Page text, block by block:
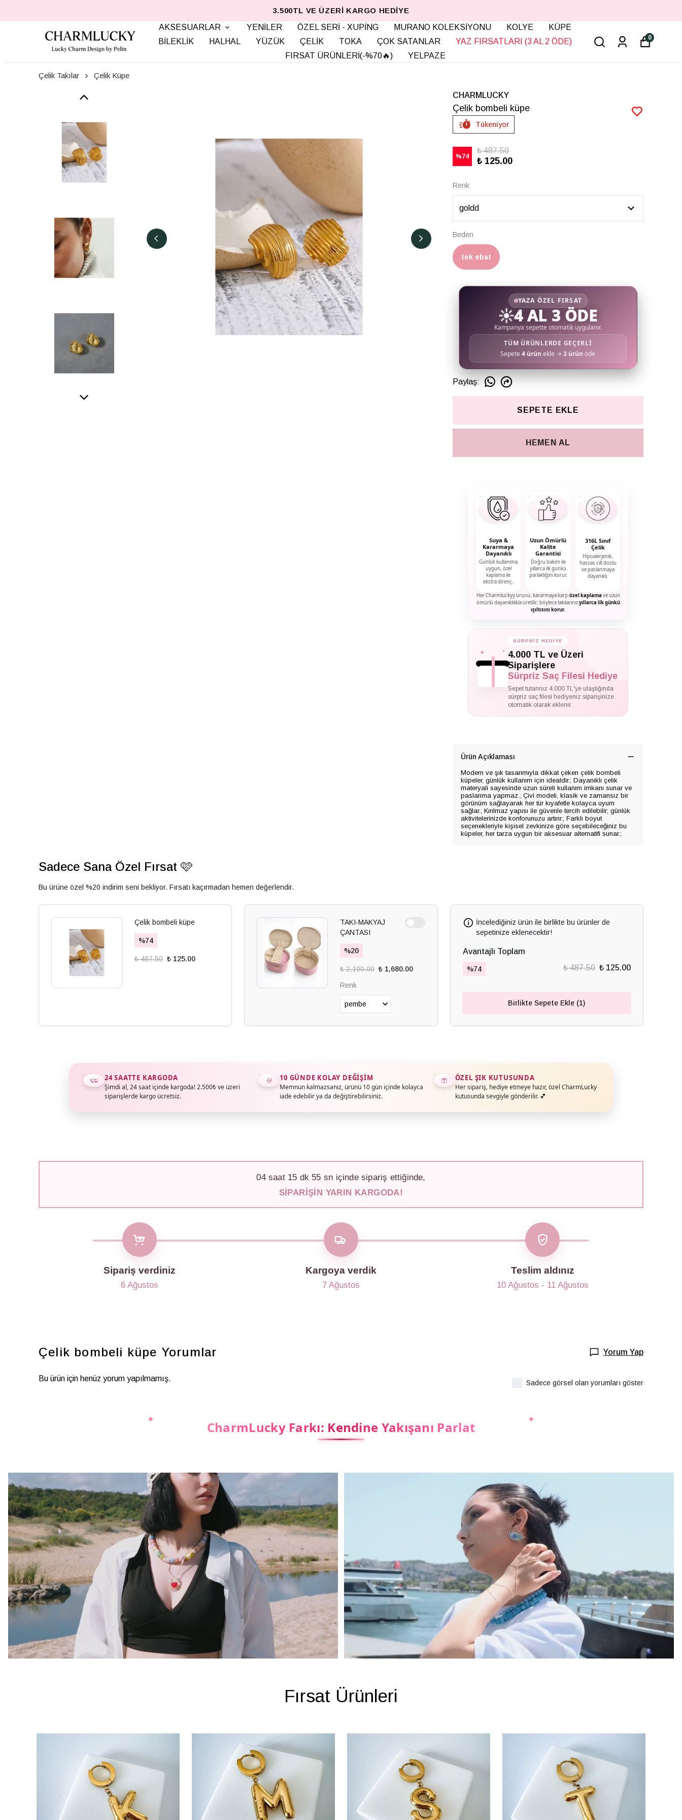
3.500TL VE ÜZERI KARGO HEDIYE
AKSESUARLAR
YENİLER ÖZEL SERİ - XUPİNG MURANO KOLEKSİYONU KOLYE
KÜPE
BİLEKLİK
HALHAL YÜZÜK ÇELİK TOKA ÇOK SATANLAR
YAZ FIRSATLARI (3 AL 2 ÖDE)
FIRSAT ÜRÜNLERİ(-%70🔥)
YELPAZE
0
Çelik Takılar Çelik Küpe
CHARMLUCKY
Çelik bombeli küpe
Tükeniyor
%74
₺ 487.50
₺ 125.00
Renk
Beden
tek ebat
YAZA ÖZEL FIRSAT
☀️4 AL 3 ÖDE
Kampanya sepette otomatik uygulanır.
TÜM ÜRÜNLERDE GEÇERLİ
Sepete4 ürün ekle →3 ürün öde
Paylaş:
SEPETE EKLE
HEMEN AL
Suya &
Kararmaya
Dayanıklı
Günlük kullanıma
uygun, özel
kaplama ile
ekstra direnç.
Uzun Ömürlü
Kalite
Garantisi
Doğru bakım ile
yıllarca ilk günkü
parlaklığını korur.
316L Sınıf
Çelik
Hipoalerjenik,
hassas cilt dostu
ve paslanmaya
dayanıklı.
Her Charmluckyy ürünü, kararmaya karşıözel kaplama ve uzun
ömürlü dayanıklılıkla üretilir; böylece takılarınızyıllarca ilk günkü
ışıltısını korur.
✦ ✦
✦
SÜRPRİZ HEDİYE
4.000 TL ve Üzeri
Siparişlere
Sürpriz Saç Filesi Hediye
Sepet tutarınız 4.000 TL'ye ulaştığında
sürpriz saç filesi hediyeniz siparişinize
otomatik olarak eklenir.
Ürün Açıklaması
Modern ve şık tasarımıyla dikkat çeken çelik bombeli
küpeler, günlük kullanım için idealdir.; Dayanıklı çelik
materyali sayesinde uzun süreli kullanım imkanı sunar ve
paslanma yapmaz.; Çivi modeli, klasik ve zamansız bir
görünüm sağlayarak her tür kıyafetle kolayca uyum
sağlar.; Kırılmaz yapısı ile güvenle tercih edilebilir; günlük
aktivitelerinizde konforunuzu artırır.; Farklı boyut
seçenekleriyle kişisel zevkinize göre seçebileceğiniz bu
küpeler, her tarza uygun bir aksesuar alternatifi sunar.;
Sadece Sana Özel Fırsat 🩷
Bu ürüne özel %20 indirim seni bekliyor. Fırsatı kaçırmadan hemen değerlendir.
Çelik bombeli küpe
%74
₺ 487.50 ₺ 125.00
TAKI-MAKYAJ
ÇANTASI
%20
₺ 2,100.00 ₺ 1,680.00
Renk
İncelediğiniz ürün ile birlikte bu ürünler de
sepetinize eklenecektir!
Avantajlı Toplam
%74 ₺ 487.50 ₺ 125.00
Birlikte Sepete Ekle (1)
24 SAATTE KARGODA
Şimdi al, 24 saat içinde kargoda! 2.500₺ ve üzeri
siparişlerde kargo ücretsiz.
10 GÜNDE KOLAY DEĞIŞIM
Memnun kalmazsanız, ürünü 10 gün içinde kolayca
iade edebilir ya da değiştirebilirsiniz.
ÖZEL ŞIK KUTUSUNDA
Her sipariş, hediye etmeye hazır, özel CharmLucky
kutusunda sevgiyle gönderilir. 💕
04saat 15 dk 52 sn içinde sipariş ettiğinde,
SIPARIŞIN YARIN KARGODA!
Sipariş verdiniz
6 Ağustos
Kargoya verdik
7 Ağustos
Teslim aldınız
10 Ağustos - 11 Ağustos
Çelik bombeli küpe Yorumlar Yorum Yap
Bu ürün için henüz yorum yapılmamış. Sadece görsel olan yorumları göster
CharmLucky Farkı: Kendine Yakışanı Parlat
Fırsat Ürünleri